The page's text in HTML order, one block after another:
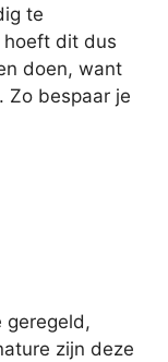
te
hoeft dit dus
doen, want
Zo bespaar je
geregeld,
zijn deze